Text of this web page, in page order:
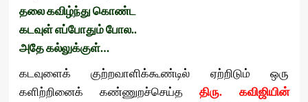
தலைகவிழ்ந்துகொண்ட
கடவுள்எப்போதும்போல..
அதேகல்லுக்குள்…
கடவுளைக் குற்றவாளிக்கூண்டில் ஏற்றிடும் ஒரு
களிற்றினைக் கண்ணுறச்செய்த திரு. கவிஜியின்